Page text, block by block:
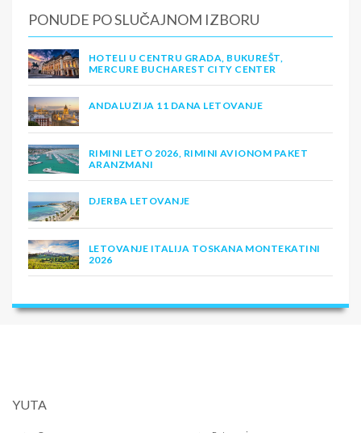
PONUDE PO SLUČAJNOM IZBORU
HOTELI U CENTRU GRADA, BUKUREŠT,
MERCURE BUCHAREST CITY CENTER
ANDALUZIJA 11 DANA LETOVANJE
RIMINI LETO 2026, RIMINI AVIONOM PAKET
ARANZMANI
DJERBA LETOVANJE
LETOVANJE ITALIJA TOSKANA MONTEKATINI
2026
YUTA